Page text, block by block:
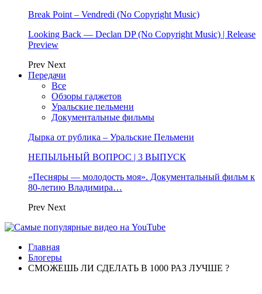
Break Point – Vendredi (No Copyright Music)
Looking Back — Declan DP (No Copyright Music) | Release
Preview
Prev Next
Передачи
Все
Обзоры гаджетов
Уральские пельмени
Документальные фильмы
Дырка от рублика – Уральские Пельмени
НЕПЫЛЬНЫЙ ВОПРОС | 3 ВЫПУСК
«Песняры — молодость моя». Документальный фильм к
80-летию Владимира…
Prev Next
Главная
Блогеры
СМОЖЕШЬ ЛИ СДЕЛАТЬ В 1000 РАЗ ЛУЧШЕ ?